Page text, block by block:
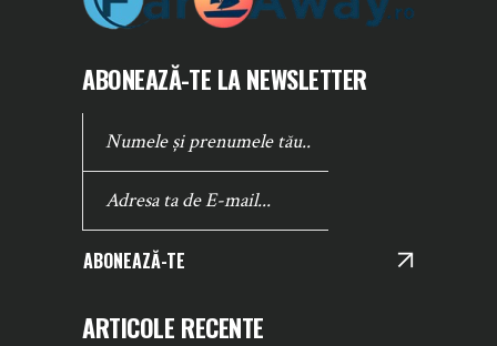
ABONEAZĂ-TE LA NEWSLETTER
ABONEAZĂ-TE
ARTICOLE RECENTE